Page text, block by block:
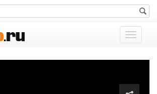
Показать
меню